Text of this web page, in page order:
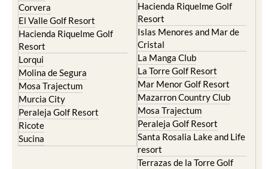
Corvera
El Valle Golf Resort
Hacienda Riquelme Golf
Resort
Lorqui
Molina de Segura
Mosa Trajectum
Murcia City
Peraleja Golf Resort
Ricote
Sucina
Hacienda Riquelme Golf
Resort
Islas Menores and Mar de
Cristal
La Manga Club
La Torre Golf Resort
Mar Menor Golf Resort
Mazarron Country Club
Mosa Trajectum
Peraleja Golf Resort
Santa Rosalia Lake and Life
resort
Terrazas de la Torre Golf